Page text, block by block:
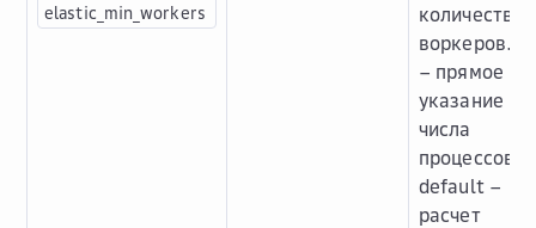
elastic_min_workers
количество
воркеров.
– прямое
указание
числа
процессов,
default –
расчет